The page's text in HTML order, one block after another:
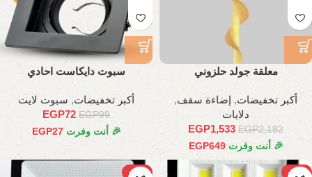
معلقة جولد حلزوني
أكبر تخفيضات, إضاءة سقف,
دلايات
EGP2,182
EGP1,533
🎉 أنت وفرت EGP649
سبوت دايكاست احادي
أكبر تخفيضات, سبوت لايت
EGP99
EGP72
🎉 أنت وفرت EGP27
-31%
-29%